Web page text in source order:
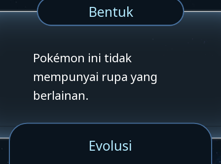
Bentuk
Pokémon ini tidak
mempunyai rupa yang
berlainan.
Evolusi